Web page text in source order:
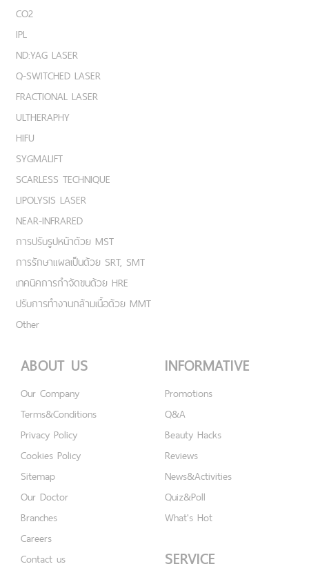
CO2
IPL
ND:YAG LASER
Q-SWITCHED LASER
FRACTIONAL LASER
ULTHERAPHY
HIFU
SYGMALIFT
SCARLESS TECHNIQUE
LIPOLYSIS LASER
NEAR-INFRARED
การปรับรูปหน้าด้วย MST
การรักษาแผลเป็นด้วย SRT, SMT
เทคนิคการกำจัดขนด้วย HRE
ปรับการทำงานกล้ามเนื้อด้วย MMT
Other
ABOUT US
Our Company
Terms&Conditions
Privacy Policy
Cookies Policy
Sitemap
Our Doctor
Branches
Careers
Contact us
INFORMATIVE
Promotions
Q&A
Beauty Hacks
Reviews
News&Activities
Quiz&Poll
What's Hot
SERVICE